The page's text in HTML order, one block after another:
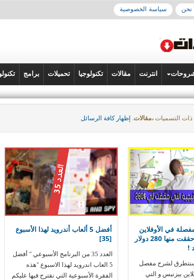
نحن سياسة الخصوصية
انترنت مقالات تكنولوجيا تحميلات برامج
ذات التسميات،مقالات. إظهار كافة الرسائل
في الأوفلاين
بيزنس و كيف حققت منها 280 دولار
!
لشرح مفصل
بيزنيس و التي
أفضل 5 ألعاب أندرويد لهذا الأسبوع
[35]
العدد 35 من البرنامج الأسبوعي " أفضل
5 العاب اندرويد لهذا الاسبوع "هذه
الفقرة الأسبوعية التي نقترح فيها عليكم